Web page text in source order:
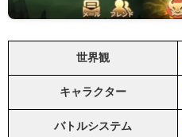
世界観
キャラクター
バトルシステム